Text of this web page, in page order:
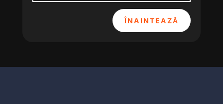
ÎNAINTEAZĂ